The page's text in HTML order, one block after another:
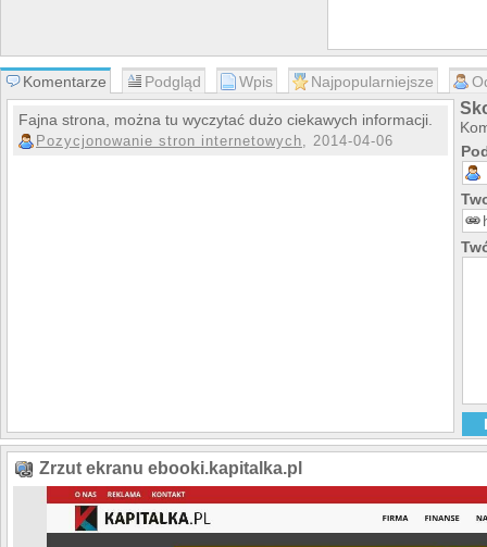
Komentarze Podgląd Wpis Najpopularniejsze
Fajna strona, można tu wyczytać dużo ciekawych informacji.
Pozycjonowanie stron internetowych, 2014-04-06
Zrzut ekranu ebooki.kapitalka.pl